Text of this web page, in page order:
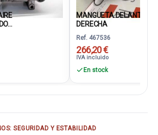
MANGUETA DELANTERA
DERECHA
Ref. 467536
266,20 €
IVA incluido
En stock
SEGURIDAD Y ESTABILIDAD